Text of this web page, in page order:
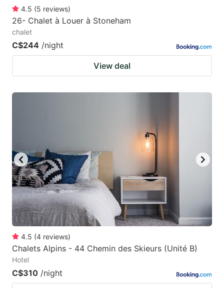
4.5 (5 reviews)
26- Chalet à Louer à Stoneham
chalet
C$244 /night
View deal
4.5 (4 reviews)
Chalets Alpins - 44 Chemin des Skieurs (Unité B)
Hotel
C$310 /night